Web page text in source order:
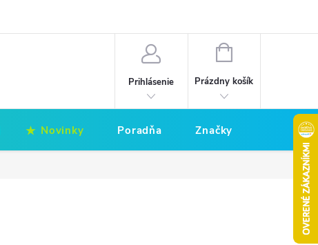
Prihlásenie
NÁKUPNÝ
Prázdny košík
Novinky Poradňa Značky